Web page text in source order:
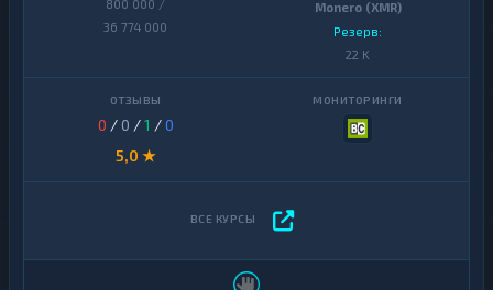
800 000 /
36 774 000
Monero (XMR)
Резерв:
22 K
0 / 0 /1 /0
5,0 ★